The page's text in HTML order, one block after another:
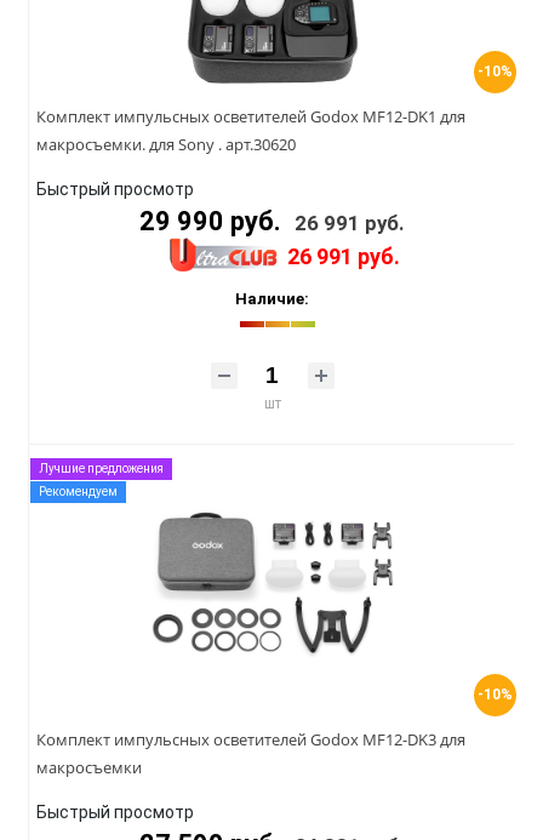
-10%
Комплект импульсных осветителей Godox MF12-DK1 для
макросъемки. для Sony . арт.30620
Быстрый просмотр
29 990 руб. 26 991 руб.
26 991 руб.
Наличие:
шт
-10%
Лучшие предложения
Рекомендуем
Комплект импульсных осветителей Godox MF12-DK3 для
макросъемки
Быстрый просмотр